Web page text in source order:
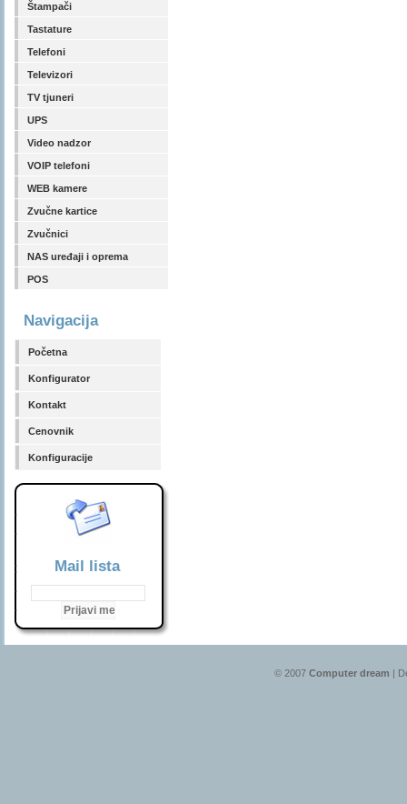
Štampači
Tastature
Telefoni
Televizori
TV tjuneri
UPS
Video nadzor
VOIP telefoni
WEB kamere
Zvučne kartice
Zvučnici
NAS uređaji i oprema
POS
Navigacija
Početna
Konfigurator
Kontakt
Cenovnik
Konfiguracije
Mail lista
© 2007 Computer dream |